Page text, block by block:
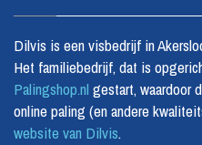
Dilvis is een visbedrijf in
Het familiebedrijf, dat is
Palingshop.nl gestart, waardoor
online paling (en andere
website van Dilvis.